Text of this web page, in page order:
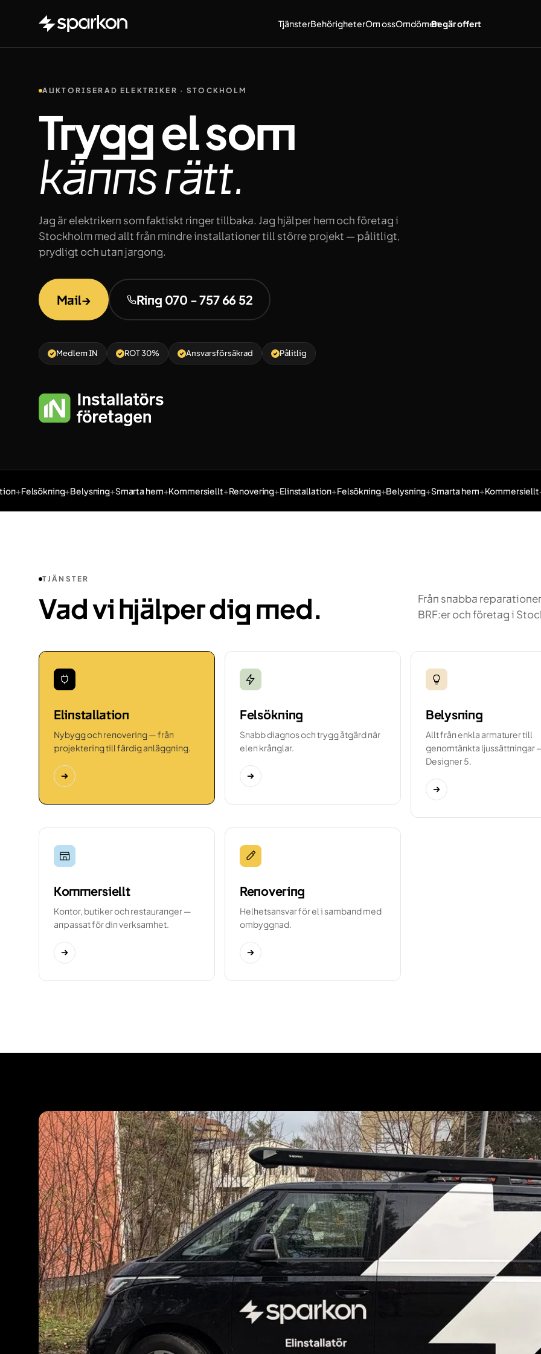
TjänsterBehörigheterOm ossOmdömenBegär offert
AUKTORISERAD ELEKTRIKER · STOCKHOLM
Trygg el som
kännsrätt.
Jag är elektrikern som faktiskt ringer tillbaka. Jag hjälper hem och företag i
Stockholm med allt från mindre installationer till större projekt — pålitligt,
prydligt och utan jargong.
Mail→ Ring 070 - 757 66 52
Medlem IN ROT 30% Ansvarsförsäkrad Pålitlig
Felsökning Belysning Smarta hem Kommersiellt Renovering Elinstallation Felsökning Belysning Smarta hem Kommersiellt
TJÄNSTER
Vad vi hjälper dig med.
Från snabba
BRF:er och företag i
Elinstallation
Nybygg och renovering — från
projektering till färdig anläggning.
Felsökning
Snabb diagnos och trygg åtgärd när
elen krånglar.
Belysning
Allt från enkla armaturer till
genomtänkta ljussättningar
Designer 5.
Kommersiellt
Kontor, butiker och restauranger —
anpassat för din verksamhet.
Renovering
Helhetsansvar för el i samband med
ombyggnad.